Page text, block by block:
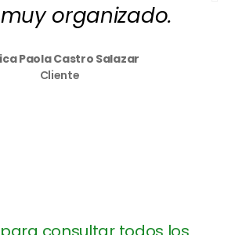
organizado.
Paola Castro Salazar
Cliente